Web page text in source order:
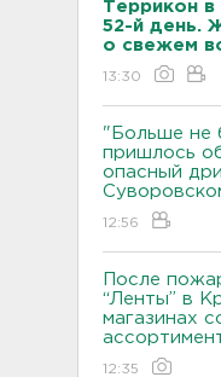
Террикон в
52-й день.
о свежем
13:30
"Больше не
пришлось
опасный
12:56
После
“Ленты” в
магазинах
12:35